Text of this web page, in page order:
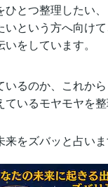
ひとつ整理したい
いという方へ向け
をしています。
いるのか、これか
ているモヤモヤを
来をズバッと占い